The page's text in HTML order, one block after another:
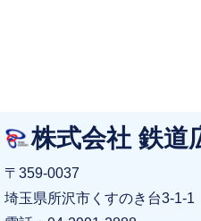
株式会社 鉄道
〒359-0037
埼玉県所沢市くすのき台3-1-